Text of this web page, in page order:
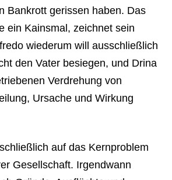
Bankrott gerissen haben. Das
ein Kainsmal, zeichnet sein
wiederum will ausschließlich
den Vater besiegen, und Drina
Verdrehung von
Ursache und Wirkung
auf das Kernproblem
Gesellschaft. Irgendwann